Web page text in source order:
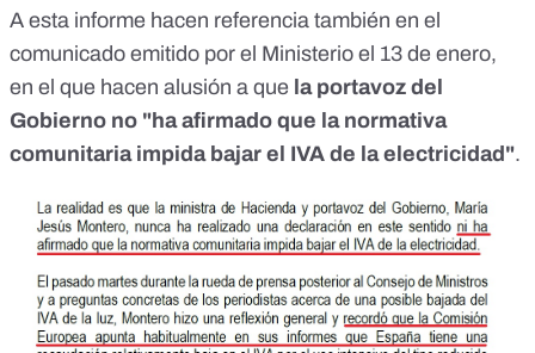
A esta informe hacen referencia también en el
comunicado emitido por el Ministerio el 13 de enero,
en el que hacen alusión a que la portavoz del
Gobierno no "ha afirmado que la normativa
comunitaria impida bajar el IVA de la electricidad".